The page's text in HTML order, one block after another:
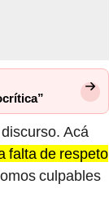
Acá
falta de respeto
culpables